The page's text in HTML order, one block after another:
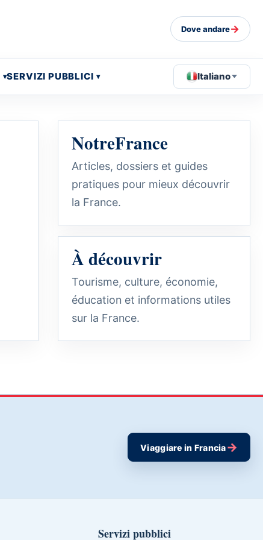
Dove andare→
SERVIZI PUBBLICI Italiano
NotreFrance
Articles, dossiers et guides
pratiques pour mieux découvrir
la France.
À découvrir
Tourisme, culture, économie,
éducation et informations utiles
sur la France.
Viaggiare in Francia→
Servizi pubblici